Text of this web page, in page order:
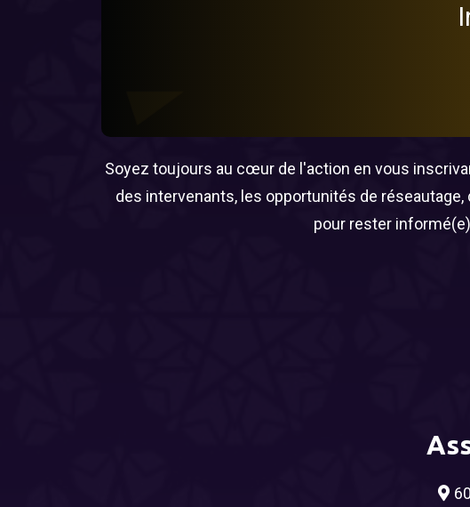
Soyez toujours au cœur de l'action en vous
des intervenants, les opportunités de
pour rester